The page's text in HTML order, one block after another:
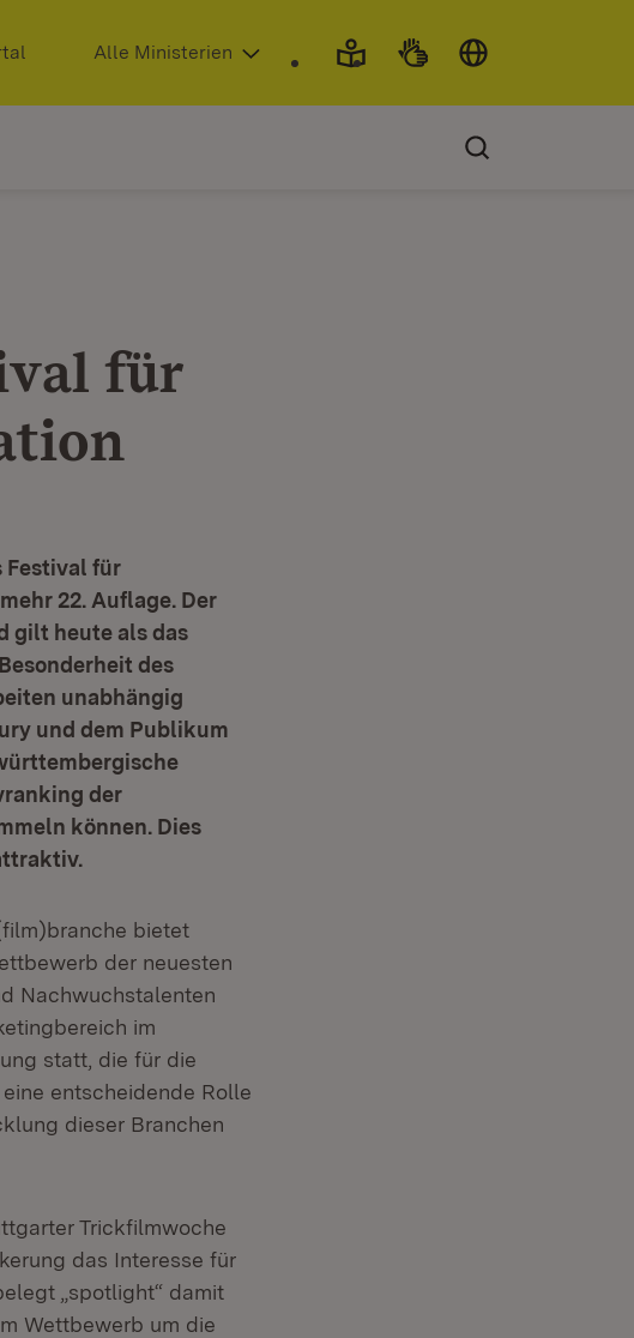
(Öffnet in neuem Fenster)
Alle Ministerien
für
Festival für
22. Auflage. Der
gilt heute als das
des
unabhängig
und dem Publikum
der
können. Dies
bietet
der neuesten
Nachwuchstalenten
im
statt, die für die
entscheidende Rolle
dieser Branchen
Trickfilmwoche
das Interesse für
„spotlight“ damit
Wettbewerb um die